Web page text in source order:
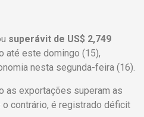
superávit de US$ 2,749
até este domingo (15),
nesta segunda-feira (16).
as exportações superam as
o contrário, é registrado déficit